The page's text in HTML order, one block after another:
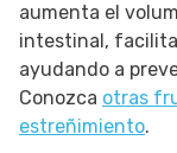
aumenta el
intestinal,
ayudando a
Conozca otras
estreñimiento.